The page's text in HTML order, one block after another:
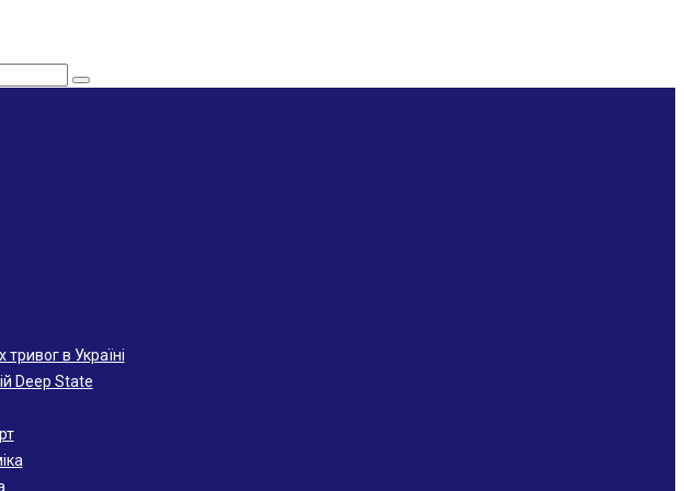
тривог в Україні
Deep State